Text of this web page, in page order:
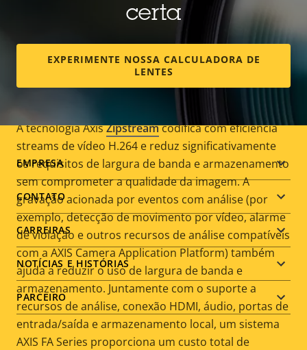
Econômica e rica em recursos
A tecnologia AxisZipstreamcodifica com eficiência
streams de vídeo H.264 e reduz significativamente
os requisitos de largura de banda e armazenamento
sem comprometer a qualidade da imagem. A
gravação acionada por eventos com análise (por
exemplo, detecção de movimento por vídeo, alarme
de violação e outros recursos de análise compatíveis
com a AXIS Camera Application Platform) também
ajuda a reduzir o uso de largura de banda e
armazenamento. Juntamente com o suporte a
recursos de análise, conexão HDMI, áudio, portas de
entrada/saída e armazenamento local, um sistema
AXIS FA Series proporciona um custo total de
certa
EXPERIMENTE NOSSA CALCULADORA DE
LENTES
Footer
menu
EMPRESA
CONTATO
CARREIRAS
NOTÍCIAS E HISTÓRIAS
PARCEIRO